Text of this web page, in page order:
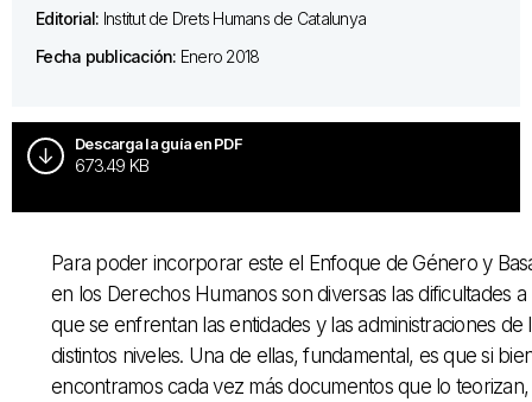
Editorial: Institut de Drets Humans de Catalunya
Fecha publicación: Enero 2018
Descarga la guía en PDF
673.49 KB
Para poder incorporar este el Enfoque de Género y
en los Derechos Humanos son diversas las dificultades a
que se enfrentan las entidades y las administraciones de
distintos niveles. Una de ellas, fundamental, es que si
encontramos cada vez más documentos que lo teorizan,